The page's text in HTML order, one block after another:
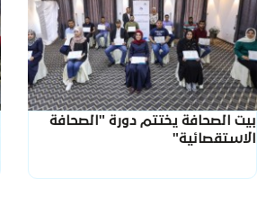
بيت الصحافة يختتم دورة "الصحافة
الاستقصائية"